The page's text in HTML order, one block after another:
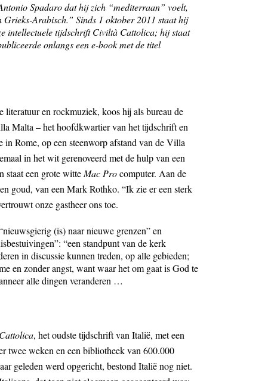
Spadaro dat hij zich “mediterraan” voelt,
Grieks-Arabisch.” Sinds 1 oktober 2011 staat hij
intellectuele tijdschriftCiviltà Cattolica; hij staat
onlangs een e-book met de titel
literatuur en rockmuziek, koos hij als bureau de
Malta – het hoofdkwartier van het tijdschrift en
in Rome, op een steenworp afstand van de Villa
in het wit gerenoveerd met de hulp van een
staat een grote witte Mac Procomputer. Aan de
goud, van een Mark Rothko. “Ik zie er een sterk
onze gastheer ons toe.
(is) naar nieuwe grenzen” en
“een standpunt van de kerk
in discussie kunnen treden, op alle gebieden;
en zonder angst, want waar het om gaat is God te
alle dingen veranderen …
, het oudste tijdschrift van Italië, met een
twee weken en een bibliotheek van 600.000
geleden werd opgericht, bestond Italië nog niet.